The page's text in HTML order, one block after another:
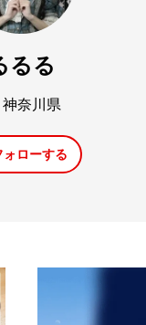
るる
神奈川県
ォローする